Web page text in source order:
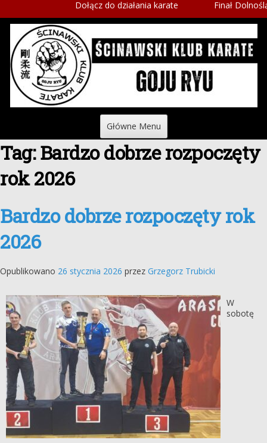
Dołącz do działania karate
Finał
Skip
content
Główne Menu
Tag: Bardzo dobrze rozpoczęty
rok 2026
Bardzo dobrze rozpoczęty rok
2026
Opublikowano 26 stycznia 2026 przez Grzegorz Trubicki
W
sobotę